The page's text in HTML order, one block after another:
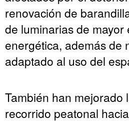
renovación de
de luminarias de mayor
energética, además de
adaptado al uso del
También han mejorado
recorrido peatonal